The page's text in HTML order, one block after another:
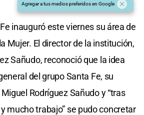
Agregar a tus medios preferidos en Google
inauguró este viernes su área de
Mujer. El director de la institución,
Sañudo, reconoció que la idea
del grupo Santa Fe, su
Rodríguez Sañudo y “tras
mucho trabajo” se pudo concretar